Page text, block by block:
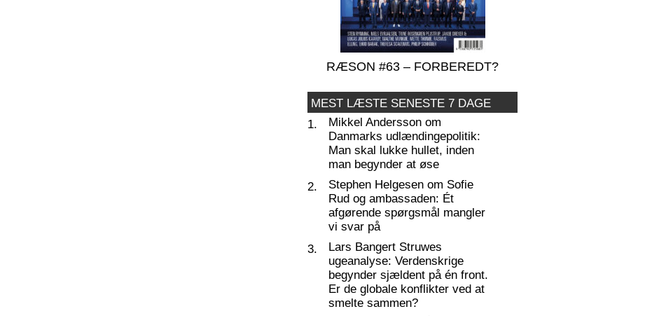
RÆSON #63 – FORBEREDT?
MEST LÆSTE SENESTE 7 DAGE
1.
Mikkel Andersson om
Danmarks udlændingepolitik:
Man skal lukke hullet, inden
man begynder at øse
2.
Stephen Helgesen om Sofie
Rud og ambassaden: Ét
afgørende spørgsmål mangler
vi svar på
3.
Lars Bangert Struwes
ugeanalyse: Verdenskrige
begynder sjældent på én front.
Er de globale konflikter ved at
smelte sammen?